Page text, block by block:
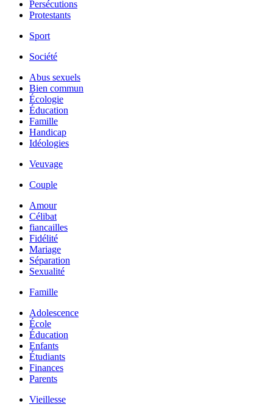
Persécutions
Protestants
Sport
Société
Abus sexuels
Bien commun
Écologie
Éducation
Famille
Handicap
Idéologies
Veuvage
Couple
Amour
Célibat
fiancailles
Fidélité
Mariage
Séparation
Sexualité
Famille
Adolescence
École
Éducation
Enfants
Étudiants
Finances
Parents
Vieillesse